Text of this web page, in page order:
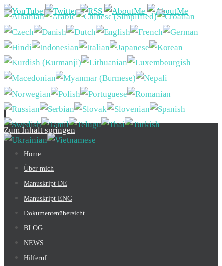
Zum Inhalt springen
Home
Über mich
Manuskript-DE
Manuskript-ENG
Dokumentenübersicht
BLOG
NEWS
Hilferuf